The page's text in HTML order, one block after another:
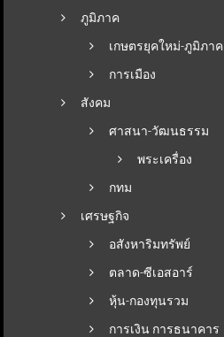
ภูมิภาค
เกษตรยุคใหม่-ภูมิภาค
การเมือง
สังคม
ศาสนา-วัฒนธรรม
พระเครื่อง
กทม
เศรษฐกิจ
อสังหาริมทรัพย์
ตลาด-ซีเอสอาร์
หุ้น-กองทุนรวม
การเงิน การธนาคาร